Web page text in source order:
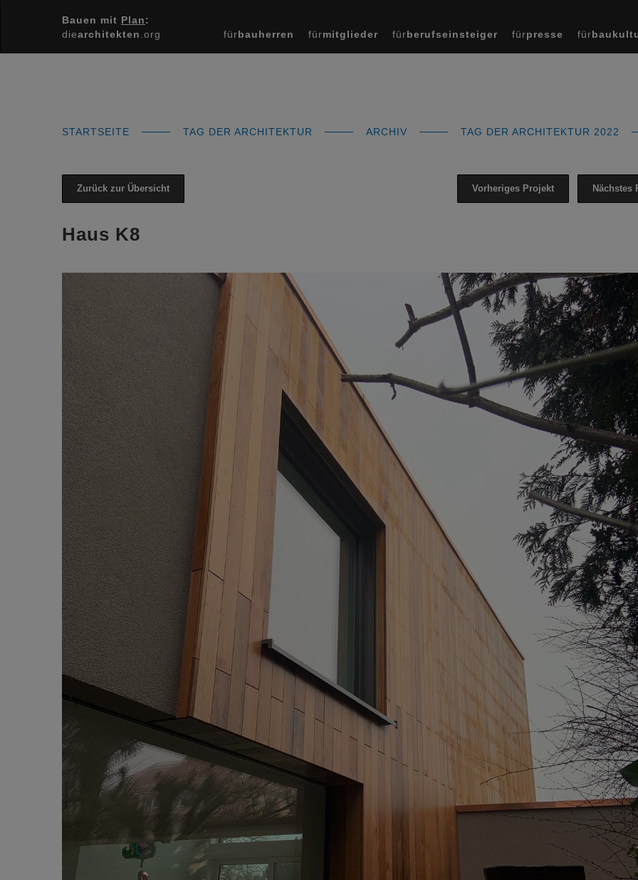
Bauen mit Plan:
diearchitekten .org fürbauherren fürmitglieder fürberufseinsteiger fürpresse für
STARTSEITE TAG DER ARCHITEKTUR ARCHIV TAG DER ARCHITEKTUR 2022
Zurück zur Übersicht Nächstes
Vorheriges Projekt
Haus K8
Previous